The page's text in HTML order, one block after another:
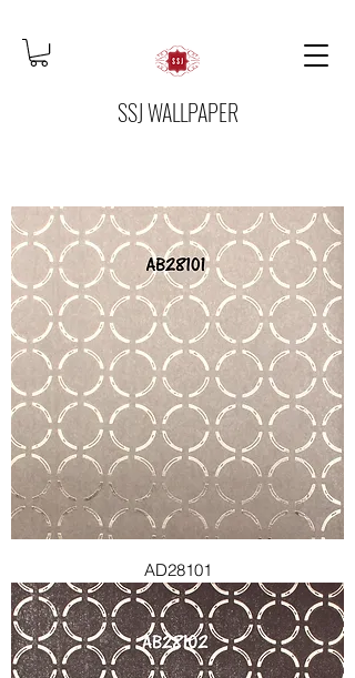
SSJ WALLPAPER
AD28101